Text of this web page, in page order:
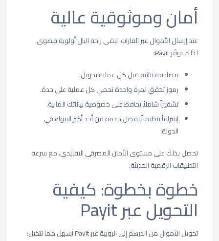
أمان وموثوقية عالية
عند إرسال الأموال عبر القارات، تبقى راحة البال أولوية قصوى.
لذلك يوفّر Payit:
مصادقة ثنائية قبل كل عملية تحويل.
رموز تحقق لمرة واحدة تحمي كل عملية على حدة.
تشفيراً شاملاً يحافظ على خصوصية بياناتك المالية.
إشرافاً تنظيمياً بفضل دعمه من أحد أكبر البنوك في
الدولة.
تحصل بذلك على مستوى الأمان المصرفي التقليدي، مع سرعة
التطبيقات الرقمية الحديثة.
خطوة بخطوة: كيفية
التحويل عبر Payit
تحويل الأموال من الدرهم إلى الروبية عبر Payit أسهل مما تتخيل: